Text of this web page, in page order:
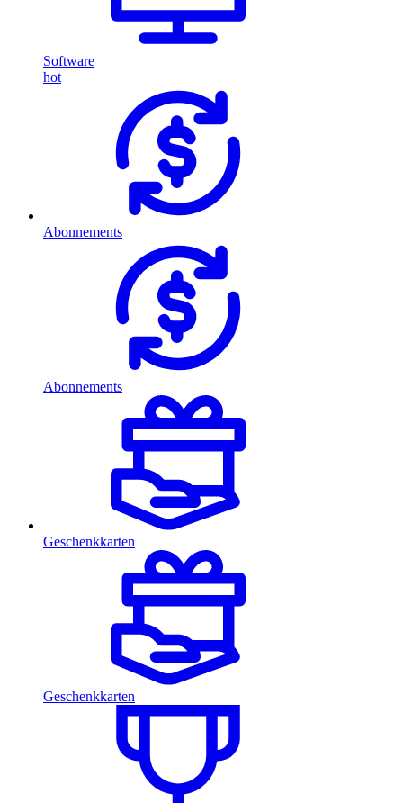
Software
hot
Abonnements
Abonnements
Geschenkkarten
Geschenkkarten